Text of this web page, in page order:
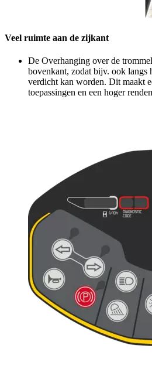
Veel ruimte aan de zijkant
De Overhanging over de
bovenkant, zodat bijv. ook langs
verdicht kan worden. Dit maakt
toepassingen en een hoger